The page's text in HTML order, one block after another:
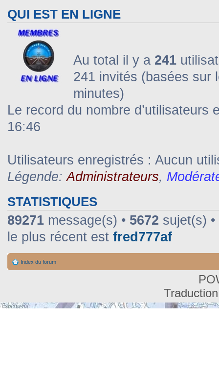
QUI EST EN LIGNE
Au total il y a 241
241 invités (basées sur
minutes)
Le record du nombre d’utilisateurs
16:46
Utilisateurs enregistrés : Aucun
Légende:Administrateurs,
STATISTIQUES
89271 message(s) • 5672 sujet(s) •
le plus récent est fred777af
Index du forum